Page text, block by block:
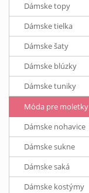
Dámske topy
Dámske tielka
Dámske šaty
Dámske blúzky
Dámske tuniky
Móda pre moletky
Dámske nohavice
Dámske sukne
Dámske saká
Dámske kostýmy